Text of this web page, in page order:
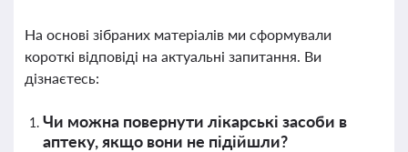
На основі зібраних матеріалів ми сформували
короткі відповіді на актуальні запитання. Ви
дізнаєтесь:
Чи можна повернути лікарські засоби в
аптеку, якщо вони не підійшли?